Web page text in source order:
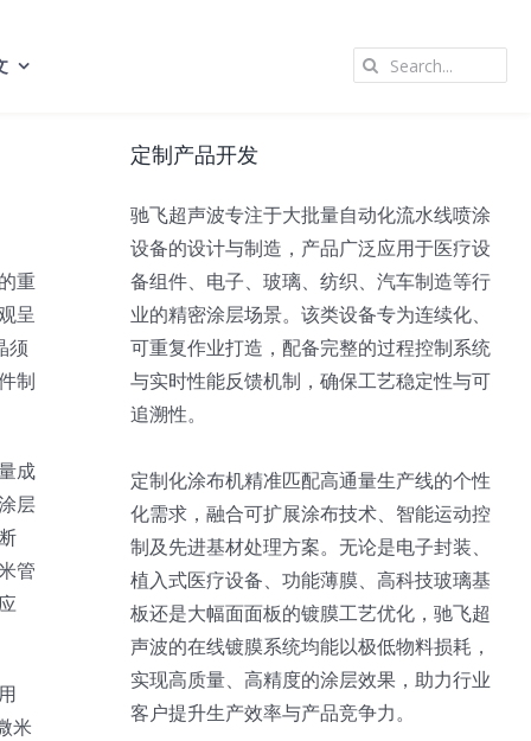
Search
重
呈
须
制
成
层
管
米
定制产品开发
驰飞超声波专注于大批量自动化流水线喷涂
设备的设计与制造，产品广泛应用于医疗设
备组件、电子、玻璃、纺织、汽车制造等行
业的精密涂层场景。该类设备专为连续化、
可重复作业打造，配备完整的过程控制系统
与实时性能反馈机制，确保工艺稳定性与可
追溯性。
定制化涂布机精准匹配高通量生产线的个性
化需求，融合可扩展涂布技术、智能运动控
制及先进基材处理方案。无论是电子封装、
植入式医疗设备、功能薄膜、高科技玻璃基
板还是大幅面面板的镀膜工艺优化，驰飞超
声波的在线镀膜系统均能以极低物料损耗，
实现高质量、高精度的涂层效果，助力行业
客户提升生产效率与产品竞争力。